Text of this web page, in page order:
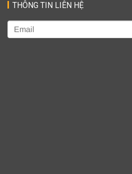
THÔNG TIN LIÊN HỆ